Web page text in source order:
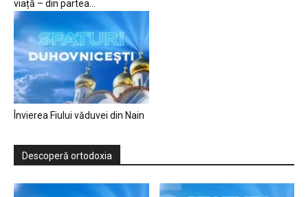
viață – din partea...
Învierea Fiului văduvei din Nain
Descoperă ortodoxia